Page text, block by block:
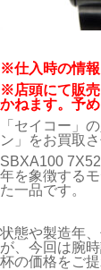
※仕入時の情報
※店頭にて販売
かねます。予
「 セイコー 」
ン」をお買取
SBXA100
年を象徴する
た一品です。
状態や製造年
が、今回は腕
杯の価格をご